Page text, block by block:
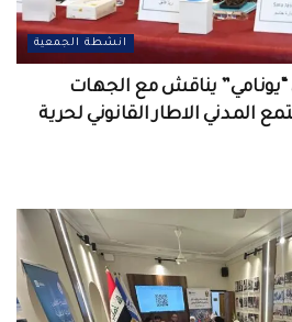
انشطة الجمعية
يناقش مع الجهات
المدني الاطار القانوني لحرية